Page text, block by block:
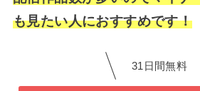
も見たい人におすすめです！
31日間無料